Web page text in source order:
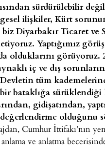
sürdürülebilir
ilişkiler, Kürt
Diyarbakır Ticaret ve
Yaptığımız
olduklarını görüyoruz.
iç ve dış
tüm
bataklığa
gidişatından,
olduğunu
Cumhur İttifakı’nın
ve anlatma